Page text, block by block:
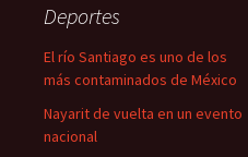
Deportes
El río Santiago es uno de los
más contaminados de México
Nayarit de vuelta en un evento
nacional